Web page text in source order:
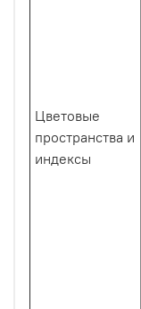
Цветовые
пространства и
индексы